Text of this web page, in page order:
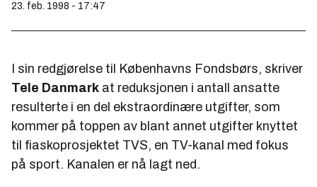
23. feb. 1998 - 17:47
I sin redgjørelse til Københavns Fondsbørs, skriver
Tele Danmark at reduksjonen i antall ansatte
resulterte i en del ekstraordinære utgifter, som
kommer på toppen av blant annet utgifter knyttet
til fiaskoprosjektet TVS, en TV-kanal med fokus
på sport. Kanalen er nå lagt ned.